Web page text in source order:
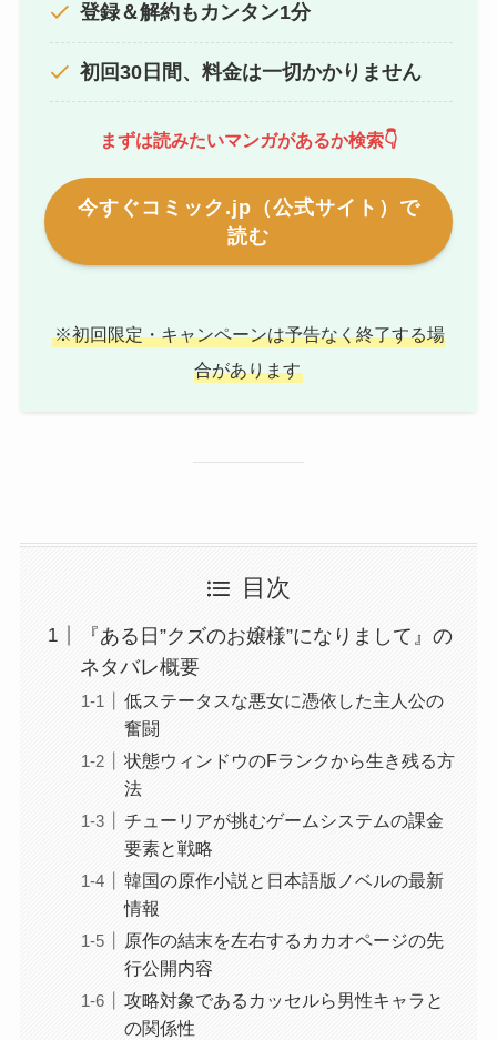
登録＆解約もカンタン1分
初回30日間、料金は一切かかりません
まずは読みたいマンガがあるか検索👇
今すぐコミック.jp（公式サイト）で
読む
※初回限定・キャンペーンは予告なく終了する場
合があります
目次
『ある日”クズのお嬢様”になりまして』の
ネタバレ概要
低ステータスな悪女に憑依した主人公の
奮闘
状態ウィンドウのFランクから生き残る方
法
チューリアが挑むゲームシステムの課金
要素と戦略
韓国の原作小説と日本語版ノベルの最新
情報
原作の結末を左右するカカオページの先
行公開内容
攻略対象であるカッセルら男性キャラと
の関係性